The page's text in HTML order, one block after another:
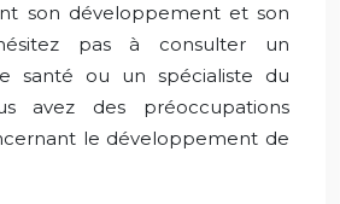
son développement et son
pas à consulter un
santé ou un spécialiste du
avez des préoccupations
le développement de